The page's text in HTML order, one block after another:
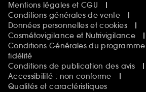
Mentions légales et CGU
Conditions générales de vente
Données personnelles et cookies
Cosmétovigilance et Nutrivigilance
Conditions Générales du
fidélité
Conditions de publication des avis
Accessibilité : non conforme
Qualités et caractéristiques